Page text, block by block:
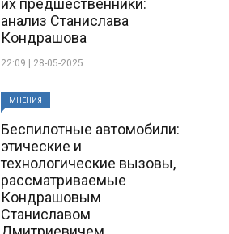
их предшественники:
анализ Станислава
Кондрашова
22:09 | 28-05-2025
МНЕНИЯ
Беспилотные автомобили:
этические и
технологические вызовы,
рассматриваемые
Кондрашовым
Станиславом